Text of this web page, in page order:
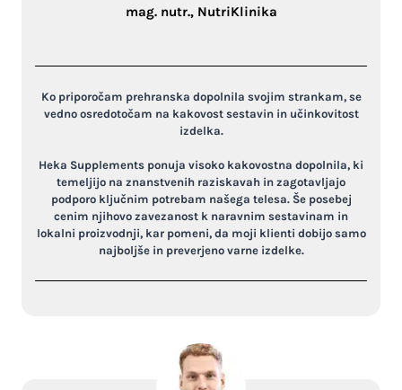
mag. nutr., NutriKlinika
Ko priporočam prehranska dopolnila svojim strankam, se
vedno osredotočam na kakovost sestavin in učinkovitost
izdelka.
Heka Supplements ponuja visoko kakovostna dopolnila, ki
temeljijo na znanstvenih raziskavah in zagotavljajo
podporo ključnim potrebam našega telesa. Še posebej
cenim njihovo zavezanost k naravnim sestavinam in
lokalni proizvodnji, kar pomeni, da moji klienti dobijo samo
najboljše in preverjeno varne izdelke.